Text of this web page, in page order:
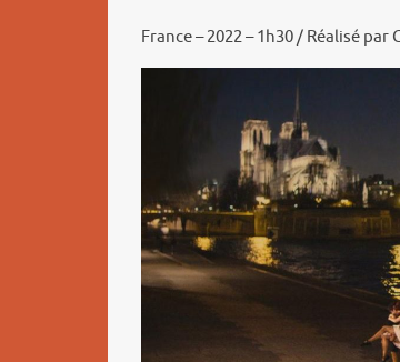
France – 2022 – 1h30 / Réalisé par